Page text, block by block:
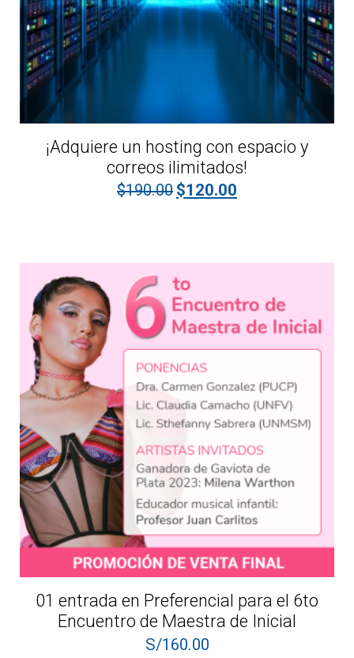
¡Adquiere un hosting con espacio y
correos ilimitados!
$190.00 El precio original era:
$120.00
01 entrada en Preferencial para el 6to
Encuentro de Maestra de Inicial
S/160.00